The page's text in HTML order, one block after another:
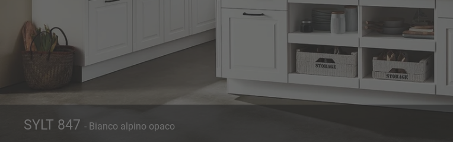
SYLT 847 - Bianco alpino opaco